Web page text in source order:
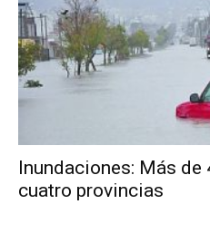
Inundaciones: Más de
cuatro provincias